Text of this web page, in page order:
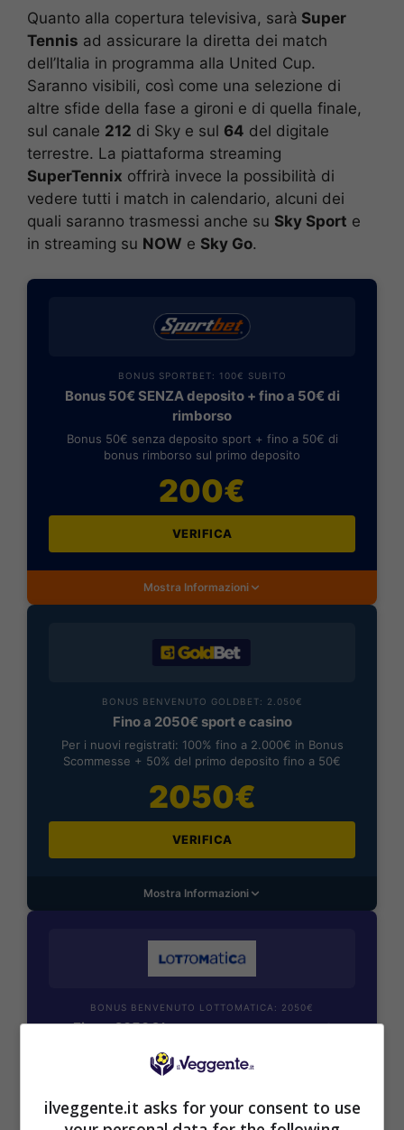
Quanto alla copertura televisiva, sarà Super
Tennis ad assicurare la diretta dei match
dell’Italia in programma alla United Cup.
Saranno visibili, così come una selezione di
altre sfide della fase a gironi e di quella finale,
sul canale 212 di Sky e sul 64 del digitale
terrestre. La piattaforma streaming
SuperTennix offrirà invece la possibilità di
vedere tutti i match in calendario, alcuni dei
quali saranno trasmessi anche su Sky Sport e
in streaming su NOW e Sky Go.
BONUS SPORTBET: 100€ SUBITO
Bonus 50€ SENZA deposito + fino a 50€ di
rimborso
Bonus 50€ senza deposito sport + fino a 50€ di
bonus rimborso sul primo deposito
200€
VERIFICA
Mostra Informazioni
BONUS BENVENUTO GOLDBET: 2.050€
Fino a 2050€ sport e casino
Per i nuovi registrati: 100% fino a 2.000€ in Bonus
Scommesse + 50% del primo deposito fino a 50€
2050€
VERIFICA
Mostra Informazioni
BONUS BENVENUTO LOTTOMATICA: 2050€
Fino a 2050€ bonus scommesse e sport
Per i nuovi utenti della piattaforma: 100% fino a 50€ in
Bonus Scommesse + 100% fino a 2000€ in Bonus
2050€
ilveggente.it asks for your consent to use